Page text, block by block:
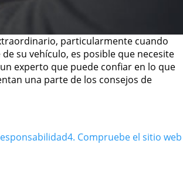
particularmente cuando
su vehículo, es posible que necesite
experto que puede confiar en lo que
una parte de los consejos de
4. Compruebe el sitio web